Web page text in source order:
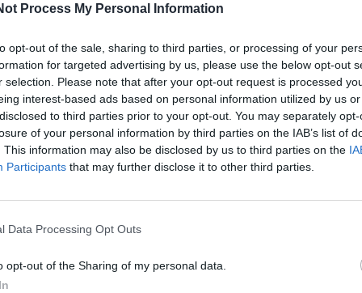
Process My Personal Information
opt-out of the sale, sharing to third parties, or processing of your
for targeted advertising by us, please use the below opt-out
selection. Please note that after your opt-out request is processed
interest-based ads based on personal information utilized by us
to third parties prior to your opt-out. You may separately
of your personal information by third parties on the IAB’s list of
This information may also be disclosed by us to third parties on the
Participants that may further disclose it to other third parties.
Data Processing Opt Outs
opt-out of the Sharing of my personal data.
vardoAdolfasforma. Reikšmė tokia pati – „kilminga